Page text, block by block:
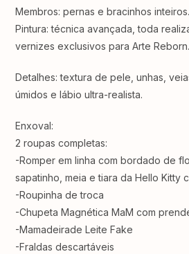
Membros: pernas e bracinhos inteiros.
Pintura: técnica avançada, toda
vernizes exclusivos para Arte Reborn.
Detalhes: textura de pele, unhas,
úmidos e lábio ultra-realista.
Enxoval:
2 roupas completas:
-Romper em linha com bordado de
sapatinho, meia e tiara da Hello Kitty
-Roupinha de troca
-Chupeta Magnética MaM com
-Mamadeirade Leite Fake⁣⁣
-Fraldas descartáveis ⁣⁣⁣⁣